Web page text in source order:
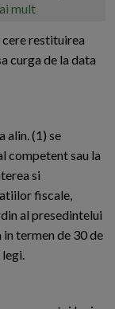
mult
restituirea
curga de la data
alin. (1) se
competent sau la
si
fiscale,
al presedintelui
termen de 30 de